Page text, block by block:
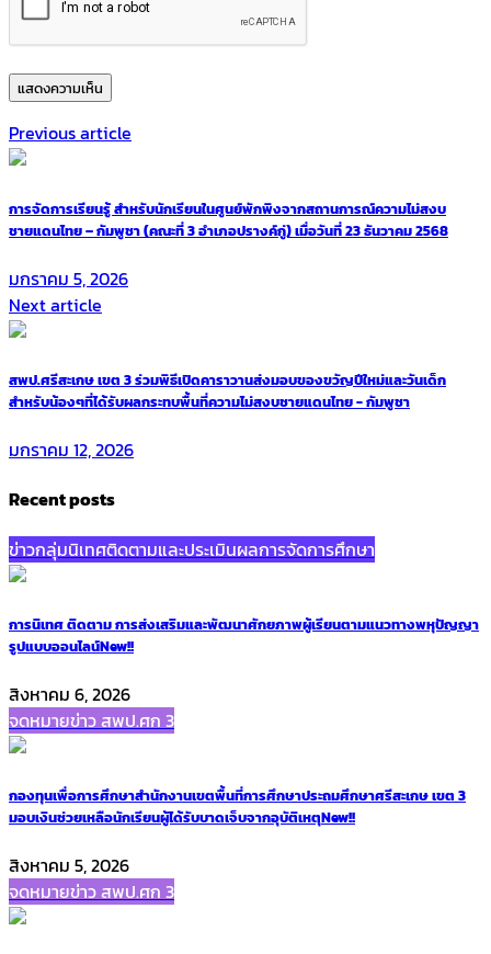
Previous article
การจัดการเรียนรู้ สำหรับนักเรียนในศูนย์พักพิงจากสถานการณ์ความไม่สงบ
ชายแดนไทย – กัมพูชา (คณะที่ 3 อำเภอปรางค์กู่) เมื่อวันที่ 23 ธันวาคม 2568
มกราคม 5, 2026
Next article
สพป.ศรีสะเกษ เขต 3 ร่วมพิธีเปิดคาราวานส่งมอบของขวัญปีใหม่และวันเด็ก
สำหรับน้องๆที่ได้รับผลกระทบพื้นที่ความไม่สงบชายแดนไทย - กัมพูชา
มกราคม 12, 2026
Recent posts
ข่าวกลุ่มนิเทศติดตามและประเมินผลการจัดการศึกษา
การนิเทศ ติดตาม การส่งเสริมและพัฒนาศักยภาพผู้เรียนตามแนวทางพหุปัญญา
รูปแบบออนไลน์New!!
สิงหาคม 6, 2026
จดหมายข่าว สพป.ศก 3
กองทุนเพื่อการศึกษาสำนักงานเขตพื้นที่การศึกษาประถมศึกษาศรีสะเกษ เขต 3
มอบเงินช่วยเหลือนักเรียนผู้ได้รับบาดเจ็บจากอุบัติเหตุNew!!
สิงหาคม 5, 2026
จดหมายข่าว สพป.ศก 3